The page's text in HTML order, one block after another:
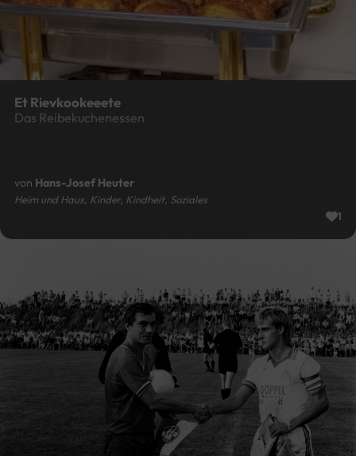
Et Rievkookeeete
Das Reibekuchenessen
von Hans-Josef Heuter
Heim und Haus, Kinder, Kindheit, Soziales
1